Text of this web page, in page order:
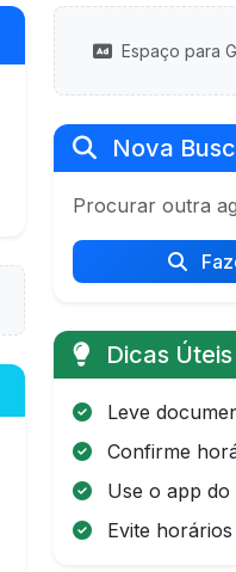
Espaço para
Nova
Procurar outra
Dicas Úteis
Leve
Confirme
Use o app
Evite